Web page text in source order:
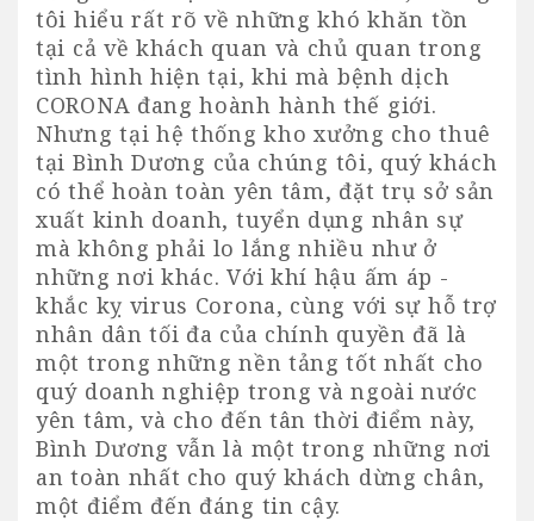
tôi hiểu rất rõ về những khó khăn tồn
tại cả về khách quan và chủ quan trong
tình hình hiện tại, khi mà bệnh dịch
CORONA đang hoành hành thế giới.
Nhưng tại hệ thốngkho xưởng cho thuê
tại Bình Dương của chúng tôi, quý khách
có thể hoàn toàn yên tâm, đặt trụ sở sản
xuất kinh doanh, tuyển dụng nhân sự
mà không phải lo lắng nhiều như ở
những nơi khác. Với khí hậu ấm áp -
khắc kỵ virus Corona, cùng với sự hỗ trợ
nhân dân tối đa của chính quyền đã là
một trong những nền tảng tốt nhất cho
quý doanh nghiệp trong và ngoài nước
yên tâm, và cho đến tân thời điểm này,
Bình Dương vẫn là một trong những nơi
an toàn nhất cho quý khách dừng chân,
một điểm đến đáng tin cậy.